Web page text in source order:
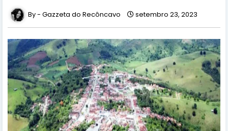
Gazzeta do Recôncavo setembro 23, 2023